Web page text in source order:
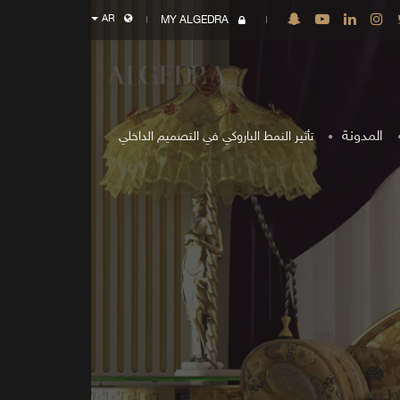
MY ALGEDRA
المدونة تأثير النمط الباروكي في التصميم الداخلي